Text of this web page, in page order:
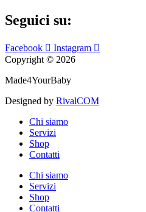
Seguici su:
Facebook
Instagram
Copyright © 2026
Made4YourBaby
Designed by RivalCOM
Chi siamo
Servizi
Shop
Contatti
Chi siamo
Servizi
Shop
Contatti